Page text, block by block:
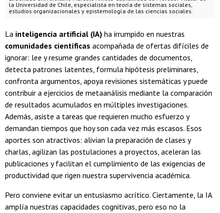
la Universidad de Chile, especialista en teoría de sistemas sociales,
estudios organizacionales y epistemología de las ciencias sociales.
La inteligencia artificial (IA) ha irrumpido en nuestras
comunidades científicas acompañada de ofertas difíciles de
ignorar: lee y resume grandes cantidades de documentos,
detecta patrones latentes, formula hipótesis preliminares,
confronta argumentos, apoya revisiones sistemáticas y puede
contribuir a ejercicios de metaanálisis mediante la comparación
de resultados acumulados en múltiples investigaciones.
Además, asiste a tareas que requieren mucho esfuerzo y
demandan tiempos que hoy son cada vez más escasos. Esos
aportes son atractivos: alivian la preparación de clases y
charlas, agilizan las postulaciones a proyectos, aceleran las
publicaciones y facilitan el cumplimiento de las exigencias de
productividad que rigen nuestra supervivencia académica.
Pero conviene evitar un entusiasmo acrítico. Ciertamente, la IA
amplía nuestras capacidades cognitivas, pero eso no la